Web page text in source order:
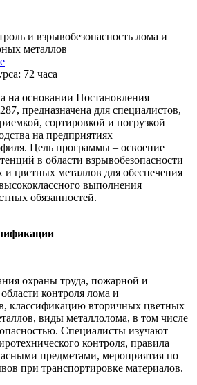
и взрывобезопасность лома и
металлов
72 часа
на основании Постановления
предназначена для специалистов,
сортировкой и погрузкой
на предприятиях
Цель программы – освоение
в области взрывобезопасности
цветных металлов для обеспечения
выполнения
обязанностей.
охраны труда, пожарной и
контроля лома и
классификацию вторичных цветных
виды металлолома, в том числе
Специалисты изучают
контроля, правила
предметами, мероприятия по
при транспортировке материалов.